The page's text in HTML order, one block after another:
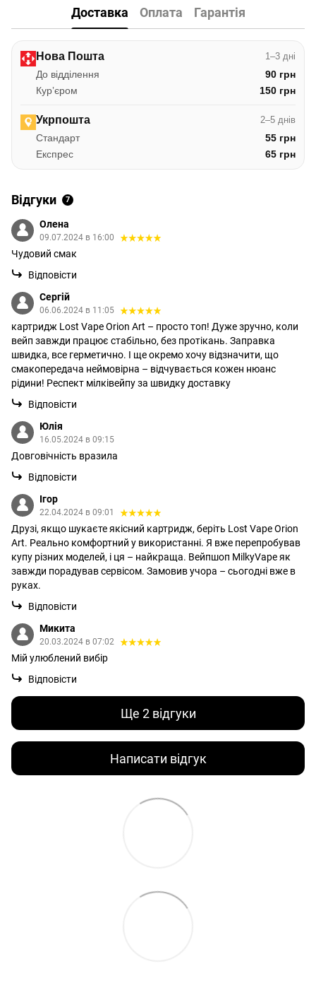
Доставка Оплата Гарантія
Нова Пошта 1–3 дні
До відділення
90 грн
Курʼєром
150 грн
Укрпошта 2–5 днів
Стандарт
55 грн
Експрес
65 грн
Відгуки 7
Олена
09.07.2024 в 16:00
Чудовий смак
Відповісти
Сергій
06.06.2024 в 11:05
картридж Lost Vape Orion Art – просто топ! Дуже зручно, коли
вейп завжди працює стабільно, без протікань. Заправка
швидка, все герметично. І ще окремо хочу відзначити, що
смакопередача неймовірна – відчувається кожен нюанс
рідини! Респект мілківейпу за швидку доставку
Відповісти
Юлія
16.05.2024 в 09:15
Довговічність вразила
Відповісти
Ігор
22.04.2024 в 09:01
Друзі, якщо шукаєте якісний картридж, беріть Lost Vape Orion
Art. Реально комфортний у використанні. Я вже перепробував
купу різних моделей, і ця – найкраща. Вейпшоп MilkyVape як
завжди порадував сервісом. Замовив учора – сьогодні вже в
руках.
Відповісти
Микита
20.03.2024 в 07:02
Мій улюблений вибір
Відповісти
Ще 2 відгуки
Написати відгук